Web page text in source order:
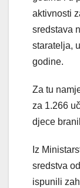
aktivnosti
sredstava
staratelja,
godine.
Za tu
za 1.266
djece
Iz
sredstva
ispunili